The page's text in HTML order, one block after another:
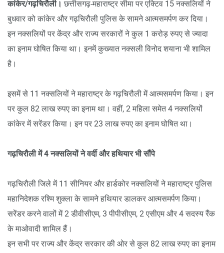
कांकेर/गढ़चिरौली। छत्तीसगढ़-महाराष्ट्र सीमा पर एक्टिव 15 नक्सलियों ने
बुधवार को कांकेर और गढ़चिरौली पुलिस के सामने आत्मसमर्पण कर दिया।
इन नक्सलियों पर केंद्र और राज्य सरकारों ने कुल 1 करोड़ रुपए से ज्यादा
का इनाम घोषित किया था। इनमें कुख्यात नक्सली विनोद शयाना भी शामिल
है।
इसमें से 11 नक्सलियों ने महाराष्ट्र के गढ़चिरौली में आत्मसमर्पण किया। इन
पर कुल 82 लाख रुपए का इनाम था। वहीं, 2 महिला समेत 4 नक्सलियों
कांकेर में सरेंडर किया। इन पर 23 लाख रुपए का इनाम घोषित था।
गढ़चिरौली में 4 नक्सलियों ने वर्दी और हथियार भी सौंपे
गढ़चिरौली जिले में 11 सीनियर और हार्डकोर नक्सलियों ने महाराष्ट्र पुलिस
महानिदेशक रश्मि शुक्ला के सामने हथियार डालकर आत्मसमर्पण किया।
सरेंडर करने वालों में 2 डीवीसीएम, 3 पीपीसीएम, 2 एसीएम और 4 सदस्य रैंक
के माओवादी शामिल हैं।
इन सभी पर राज्य और केंद्र सरकार की ओर से कुल 82 लाख रुपए का इनाम